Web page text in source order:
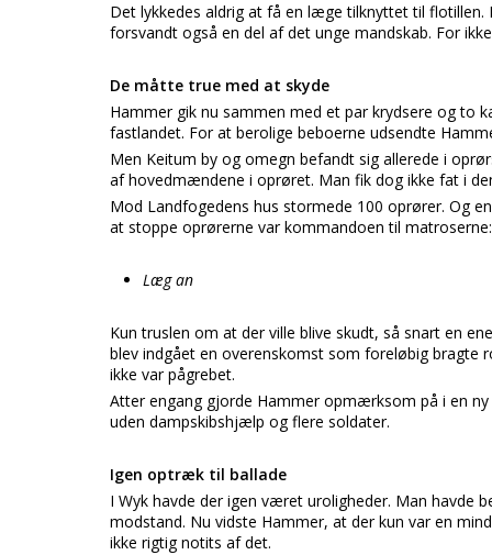
Det lykkedes aldrig at få en læge tilknyttet til
forsvandt også en del af det unge mandskab. For
De måtte true med at skyde
Hammer gik nu sammen med et par krydsere og to
fastlandet. For at berolige beboerne udsendte
Men Keitum by og omegn befandt sig allerede i
af hovedmændene i oprøret. Man fik dog ikke fat i
Mod Landfogedens hus stormede 100 oprører. Og
at stoppe oprørerne var kommandoen til matroserne:
Læg an
Kun truslen om at der ville blive skudt, så snart en
blev indgået en overenskomst som foreløbig bragte
ikke var pågrebet.
Atter engang gjorde Hammer opmærksom på i en
uden dampskibshjælp og flere soldater.
Igen optræk til ballade
I Wyk havde der igen været uroligheder. Man havde
modstand. Nu vidste Hammer, at der kun var en
ikke rigtig notits af det.